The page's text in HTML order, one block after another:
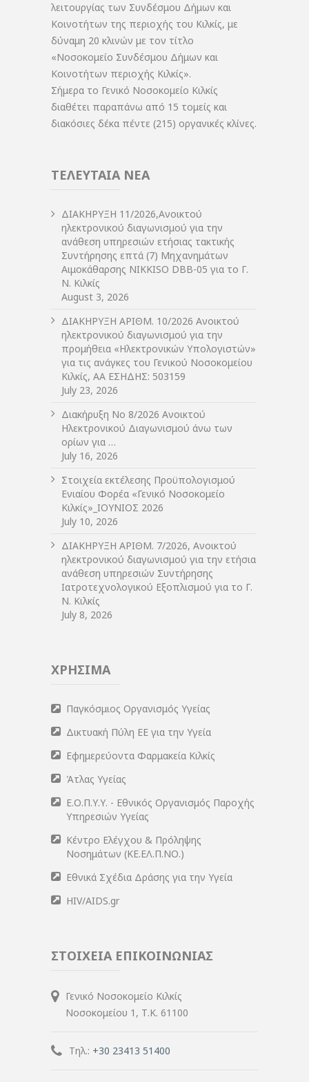
λειτουργίας των Συνδέσμου Δήμων και
Κοινοτήτων της περιοχής του Κιλκίς, με
δύναμη 20 κλινών με τον τίτλο
«Νοσοκομείο Συνδέσμου Δήμων και
Κοινοτήτων περιοχής Κιλκίς».
Σήμερα το Γενικό Νοσοκομείο Κιλκίς
διαθέτει παραπάνω από 15 τομείς και
διακόσιες δέκα πέντε (215) οργανικές κλίνες.
ΤΕΛΕΥΤΑΙΑ ΝΕΑ
ΔIΑΚΗΡΥΞΗ 11/2026,Ανοικτού
ηλεκτρονικού διαγωνισμού για την
ανάθεση υπηρεσιών ετήσιας τακτικής
Συντήρησης επτά (7) Μηχανημάτων
Αιμοκάθαρσης NIKKISO DBB-05 για το Γ.
Ν. Κιλκίς
August 3, 2026
ΔIΑΚΗΡΥΞΗ ΑΡIΘΜ. 10/2026 Ανοικτού
ηλεκτρονικού διαγωνισμού για την
προμήθεια «Ηλεκτρονικών Υπολογιστών»
για τις ανάγκες του Γενικού Νοσοκομείου
Κιλκίς, ΑΑ ΕΣΗΔΗΣ: 503159
July 23, 2026
Διακήρυξη Νο 8/2026 Ανοικτού
Ηλεκτρονικού Διαγωνισμού άνω των
ορίων για …
July 16, 2026
Στοιχεία εκτέλεσης Προϋπολογισμού
Ενιαίου Φορέα «Γενικό Νοσοκομείο
Κιλκίς»_ΙΟΥΝΙΟΣ 2026
July 10, 2026
ΔIΑΚΗΡΥΞΗ ΑΡIΘΜ. 7/2026, Ανοικτού
ηλεκτρονικού διαγωνισμού για την ετήσια
ανάθεση υπηρεσιών Συντήρησης
Ιατροτεχνολογικού Εξοπλισμού για το Γ.
Ν. Κιλκίς
July 8, 2026
ΧΡΗΣΙΜΑ
Παγκόσμιος Οργανισμός Υγείας
Δικτυακή Πύλη ΕΕ για την Υγεία
Εφημερεύοντα Φαρμακεία Κιλκίς
Άτλας Υγείας
Ε.Ο.Π.Υ.Υ. - Εθνικός Οργανισμός Παροχής
Υπηρεσιών Υγείας
Κέντρο Ελέγχου & Πρόληψης
Νοσημάτων (ΚΕ.ΕΛ.Π.ΝΟ.)
Εθνικά Σχέδια Δράσης για την Υγεία
HIV/AIDS.gr
ΣΤΟΙΧΕΙΑ ΕΠΙΚΟΙΝΩΝΙΑΣ
Γενικό Νοσοκομείο Κιλκίς
Νοσοκομείου 1, Τ.Κ. 61100
Τηλ.: +30 23413 51400